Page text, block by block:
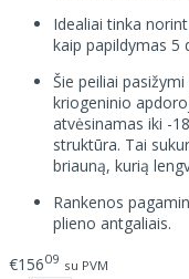
Idealiai tinka
kaip papildymas 5
Šie peiliai
kriogeninio
atvėsinamas iki -
struktūra. Tai
briauną, kurią
Rankenos
plieno antgaliais.
€15609 su PVM